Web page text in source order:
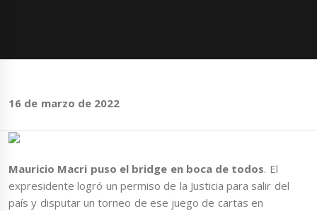
16 de marzo de 2022
Mauricio Macri puso el bridge en boca de todos. El
expresidente logró un permiso de la Justicia para salir del
país y disputar un torneo de ese juego de cartas en